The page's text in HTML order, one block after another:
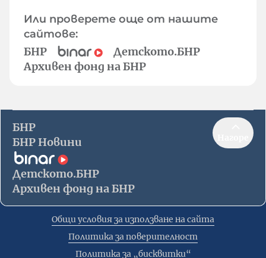
Или проверете още от нашите
сайтове:
БНР
Детското.БНР
Архивен фонд на БНР
БНР
БНР Новини
Детското.БНР
Архивен фонд на БНР
Общи условия за използване на сайта
Политика за поверителност
Политика за „бисквитки“